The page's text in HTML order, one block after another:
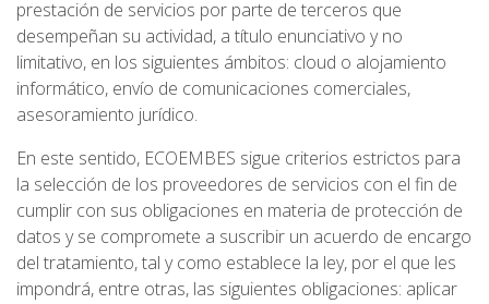
prestación de servicios por parte de terceros que
desempeñan su actividad, a título enunciativo y no
limitativo, en los siguientes ámbitos: cloud o alojamiento
informático, envío de comunicaciones comerciales,
asesoramiento jurídico.
En este sentido, ECOEMBES sigue criterios estrictos para
la selección de los proveedores de servicios con el fin de
cumplir con sus obligaciones en materia de protección de
datos y se compromete a suscribir un acuerdo de encargo
del tratamiento, tal y como establece la ley, por el que les
impondrá, entre otras, las siguientes obligaciones: aplicar